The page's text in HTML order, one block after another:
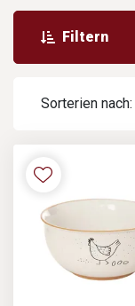
Sorterien nach:
Filtern